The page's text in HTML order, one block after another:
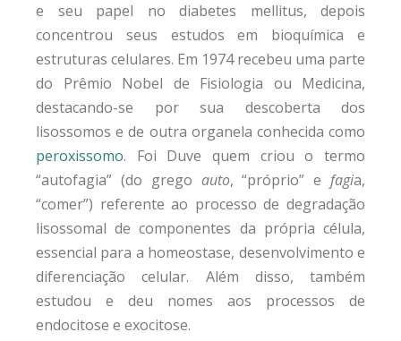
e seu papel no diabetes mellitus, depois
concentrou seus estudos em bioquímica e
estruturas celulares. Em 1974 recebeu uma parte
do Prêmio Nobel de Fisiologia ou Medicina,
destacando-se por sua descoberta dos
lisossomos e de outra organela conhecida como
peroxissomo. Foi Duve quem criou o termo
“autofagia” (do grego auto, “próprio” e fagia,
“comer”) referente ao processo de degradação
lisossomal de componentes da própria célula,
essencial para a homeostase, desenvolvimento e
diferenciação celular. Além disso, também
estudou e deu nomes aos processos de
endocitose e exocitose.